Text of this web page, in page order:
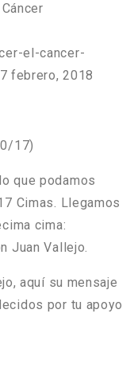
el-cancer-
febrero, 2018
17)
que podamos
Cimas. Llegamos
cima:
Juan Vallejo.
, aquí su mensaje
por tu apoyo